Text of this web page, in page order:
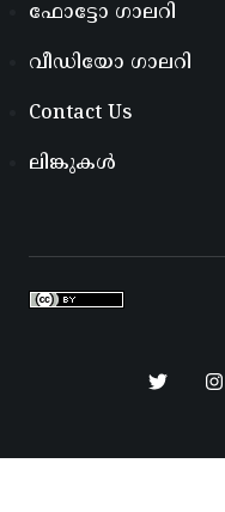
ഫോട്ടോ ഗാലറി
വീഡിയോ ഗാലറി
Contact Us
ലിങ്കുകൾ